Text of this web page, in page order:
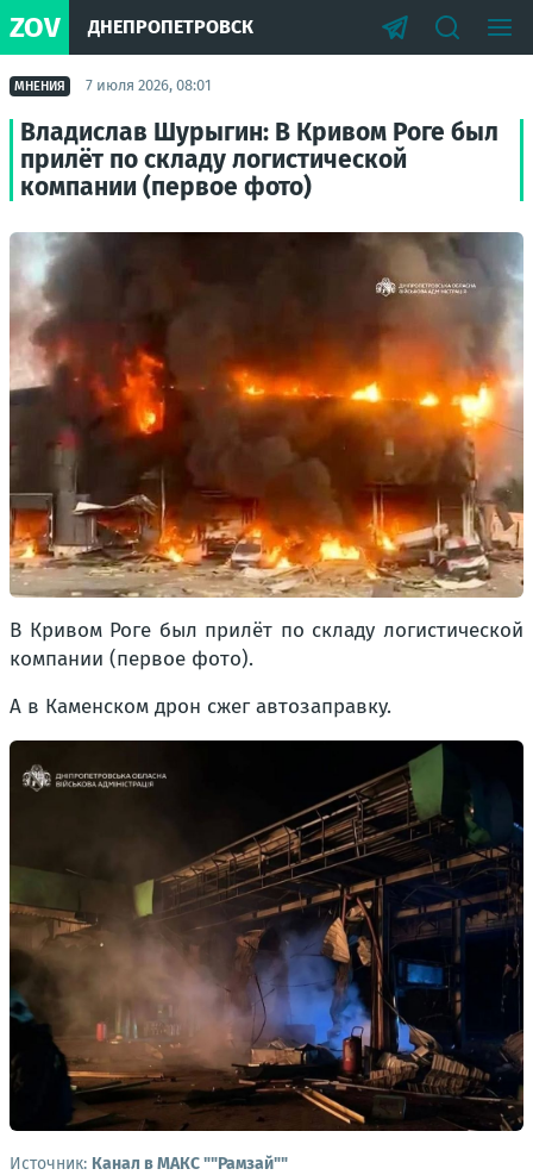
ZOV ДНЕПРОПЕТРОВСК
МНЕНИЯ 7 июля 2026, 08:01
Владислав Шурыгин: В Кривом Роге был
прилёт по складу логистической
компании (первое фото)
В Кривом Роге был прилёт по складу логистической
компании (первое фото).
А в Каменском дрон сжег автозаправку.
Источник: Канал в МАКС ""Рамзай""